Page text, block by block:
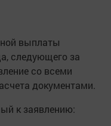
выплаты
следующего за
со всеми
документами.
к заявлению: